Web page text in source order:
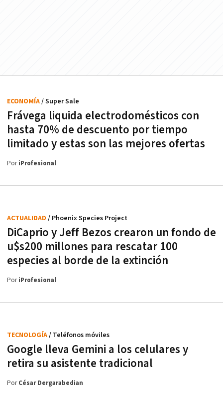
Frávega liquida electrodomésticos con
hasta 70% de descuento por tiempo
limitado y estas son las mejores ofertas
ECONOMÍA/ Super Sale
PoriProfesional
DiCaprio y Jeff Bezos crearon un fondo de
u$s200 millones para rescatar 100
especies al borde de la extinción
ACTUALIDAD / Phoenix Species Project
PoriProfesional
Google lleva Gemini a los celulares y
retira su asistente tradicional
TECNOLOGÍA/ Teléfonos móviles
PorCésar Dergarabedian